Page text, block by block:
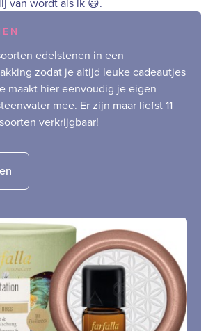
edelstenen in een
zodat je altijd leuke cadeautjes
maakt hier eenvoudig je eigen
mee. Er zijn maar liefst 11
verkrijgbaar!